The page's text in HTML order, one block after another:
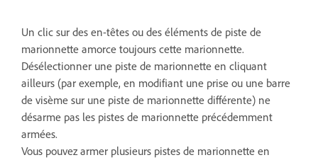
Un clic sur des en-têtes ou des éléments de piste de
marionnette amorce toujours cette marionnette.
Désélectionner une piste de marionnette en cliquant
ailleurs (par exemple, en modifiant une prise ou une barre
de visème sur une piste de marionnette différente) ne
désarme pas les pistes de marionnette précédemment
armées.
Vous pouvez armer plusieurs pistes de marionnette en